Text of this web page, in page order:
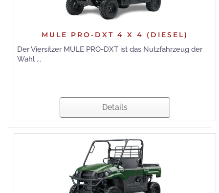
MULE PRO-DXT 4 X 4 (DIESEL)
Der Viersitzer MULE PRO-DXT ist das Nutzfahrzeug der
Wahl ...
Details